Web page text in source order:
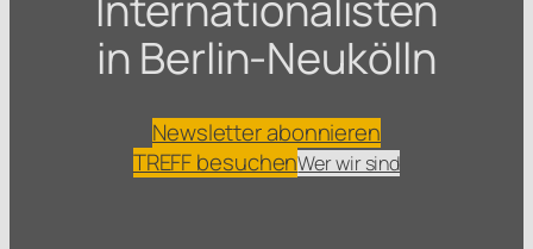
in Berlin-Neukölln
Newsletter abonnieren
TREFF besuchenWer wir sind